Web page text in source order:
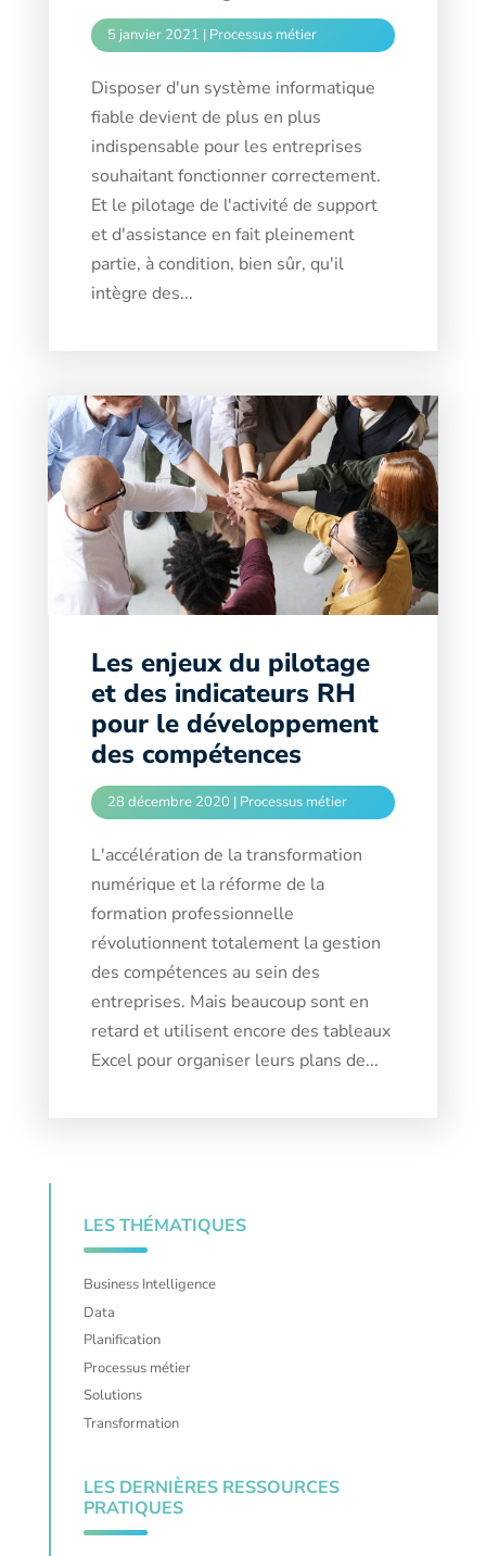
5 janvier 2021 | Processus métier
Disposer d'un système informatique
fiable devient de plus en plus
indispensable pour les entreprises
souhaitant fonctionner correctement.
Et le pilotage de l'activité de support
et d'assistance en fait pleinement
partie, à condition, bien sûr, qu'il
intègre des...
Les enjeux du pilotage
et des indicateurs RH
pour le développement
des compétences
28 décembre 2020 | Processus métier
L'accélération de la transformation
numérique et la réforme de la
formation professionnelle
révolutionnent totalement la gestion
des compétences au sein des
entreprises. Mais beaucoup sont en
retard et utilisent encore des tableaux
Excel pour organiser leurs plans de...
LES THÉMATIQUES
Business Intelligence
Data
Planification
Processus métier
Solutions
Transformation
LES DERNIÈRES RESSOURCES
PRATIQUES